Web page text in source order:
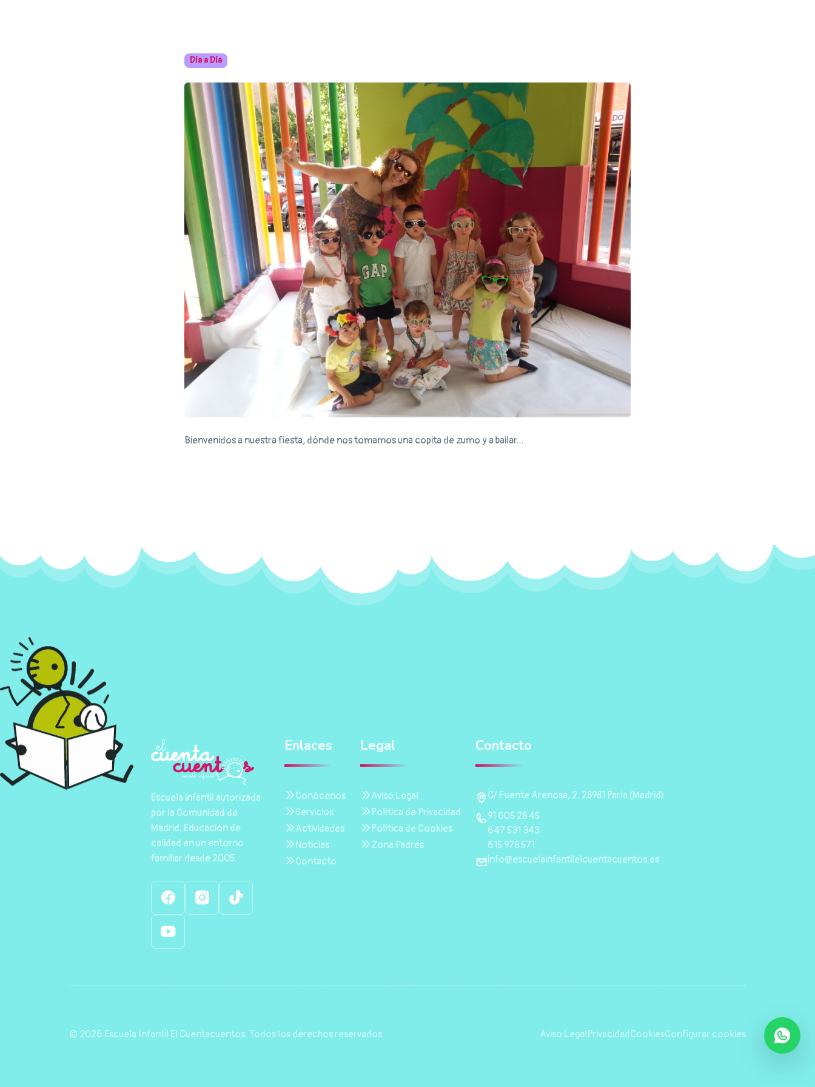
Día a Día
Bienvenidos a nuestra fiesta, dónde nos tomamos una copita de zumo y a bailar...
Escuela infantil autorizada
por la Comunidad de
Madrid. Educación de
calidad en un entorno
familiar desde 2005.
Enlaces
Conócenos
Servicios
Actividades
Noticias
Contacto
Legal
Aviso Legal
Política de Privacidad
Política de Cookies
Zona Padres
Contacto
C/ Fuente Arenosa, 2, 28981 Parla (Madrid)
91 605 28 45
647 531 343
615 978 571
info@escuelainfantilelcuentacuentos.es
© 2026 Escuela Infantil El Cuentacuentos. Todos los derechos reservados. Aviso LegalPrivacidadCookiesConfigurar cookies